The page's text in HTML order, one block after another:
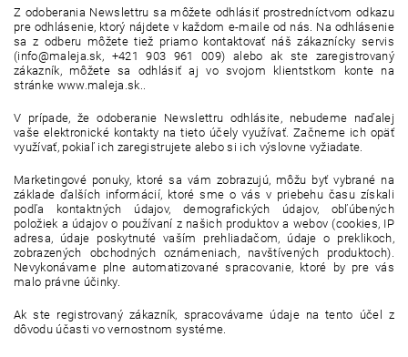
Z odoberania Newslettru sa môžete odhlásiť prostredníctvom odkazu
pre odhlásenie, ktorý nájdete v každom e-maile od nás. Na odhlásenie
sa z odberu môžete tiež priamo kontaktovať náš zákaznícky servis
(info@maleja.sk, +421 903 961 009) alebo ak ste zaregistrovaný
zákazník, môžete sa odhlásiť aj vo svojom klientstkom konte na
stránke www.maleja.sk..
V prípade, že odoberanie Newslettru odhlásite, nebudeme naďalej
vaše elektronické kontakty na tieto účely využívať. Začneme ich opäť
využívať, pokiaľ ich zaregistrujete alebo si ich výslovne vyžiadate.
Marketingové ponuky, ktoré sa vám zobrazujú, môžu byť vybrané na
základe ďalších informácií, ktoré sme o vás v priebehu času získali
podľa kontaktných údajov, demografických údajov, obľúbených
položiek a údajov o používaní z našich produktov a webov (cookies, IP
adresa, údaje poskytnuté vaším prehliadačom, údaje o preklikoch,
zobrazených obchodných oznámeniach, navštívených produktoch).
Nevykonávame plne automatizované spracovanie, ktoré by pre vás
malo právne účinky.
Ak ste registrovaný zákazník, spracovávame údaje na tento účel z
dôvodu účasti vo vernostnom systéme.